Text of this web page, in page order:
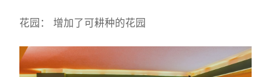
花园： 增加了可耕种的花园